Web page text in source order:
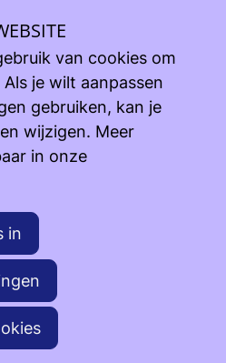
Lopende projecten
*
op jaarbasis krijg je een
van cookies om
je wilt aanpassen
gebruiken, kan je
wijzigen. Meer
in onze
in